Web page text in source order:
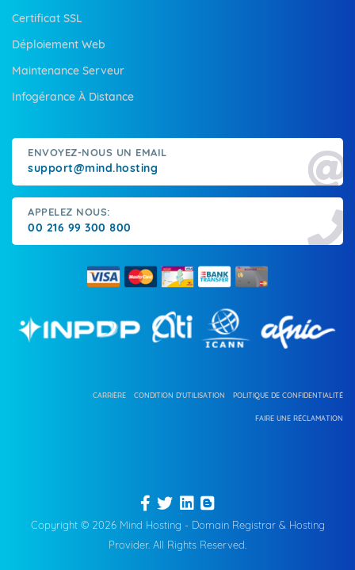
Certificat SSL
Déploiement Web
Maintenance Serveur
Infogérance À Distance
ENVOYEZ-NOUS UN EMAIL
support@mind.hosting
APPELEZ NOUS:
00 216 99 300 800
POLITIQUE DE CONFIDENTIALITÉ
CONDITION D'UTILISATION
CARRIÈRE
FAIRE UNE RÉCLAMATION
Copyright © 2026 Mind Hosting - Domain Registrar & Hosting
Provider. All Rights Reserved.